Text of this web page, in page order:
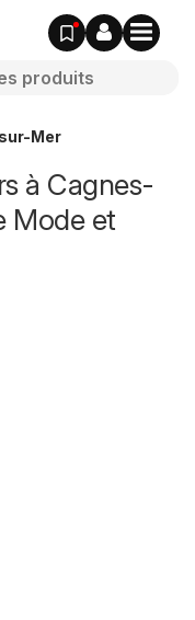
Mer
à Cagnes-
Mode et